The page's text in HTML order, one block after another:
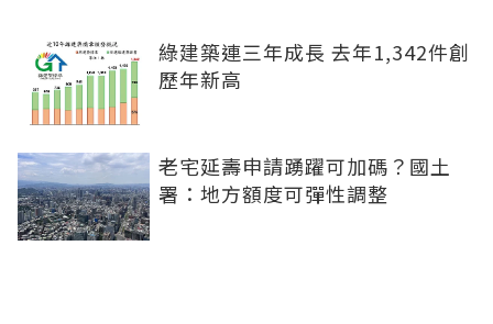
綠建築連三年成長 去年1,342件創
歷年新高
老宅延壽申請踴躍可加碼？國土
署：地方額度可彈性調整